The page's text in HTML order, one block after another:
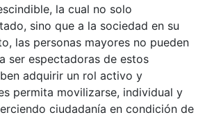
la cual no solo
sino que a la sociedad en su
las personas mayores no pueden
ser espectadoras de estos
adquirir un rol activo y
permita movilizarse, individual y
ciudadanía en condición de